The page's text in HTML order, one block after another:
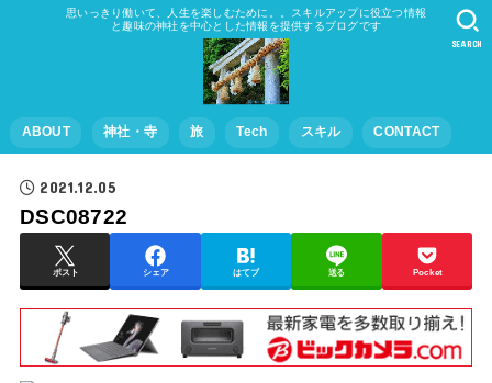
思いっきり働いて、人生を楽しむために。。スキルアップに役立つ情報
と趣味の神社を中心とした情報を提供するブログです
ABOUT 神社・寺 旅 Tech スキル CONTACT
SEARCH
2021.12.05
DSC08722
ポスト シェア はてブ 送る Pocket